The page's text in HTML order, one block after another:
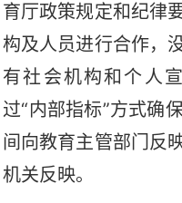
育厅政策规定和纪律要
构及人员进行合作，
有社会机构和个人
过“内部指标”方式确
间向教育主管部门反
机关反映。